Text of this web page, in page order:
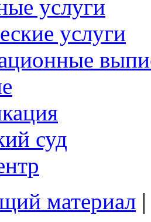
услуги
услуги
суд
материал